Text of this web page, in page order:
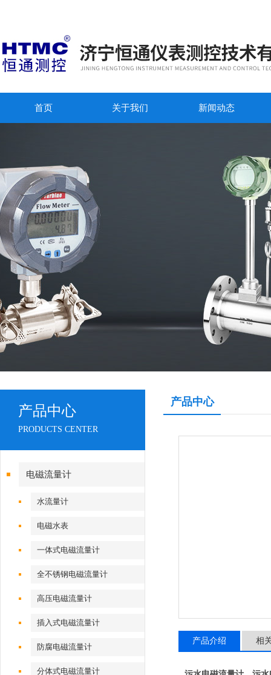
首页 关于我们 新闻动态
产品中心
PRODUCTS CENTER
电磁流量计
水流量计
电磁水表
一体式电磁流量计
全不锈钢电磁流量计
高压电磁流量计
插入式电磁流量计
防腐电磁流量计
分体式电磁流量计
产品中心
产品介绍 相